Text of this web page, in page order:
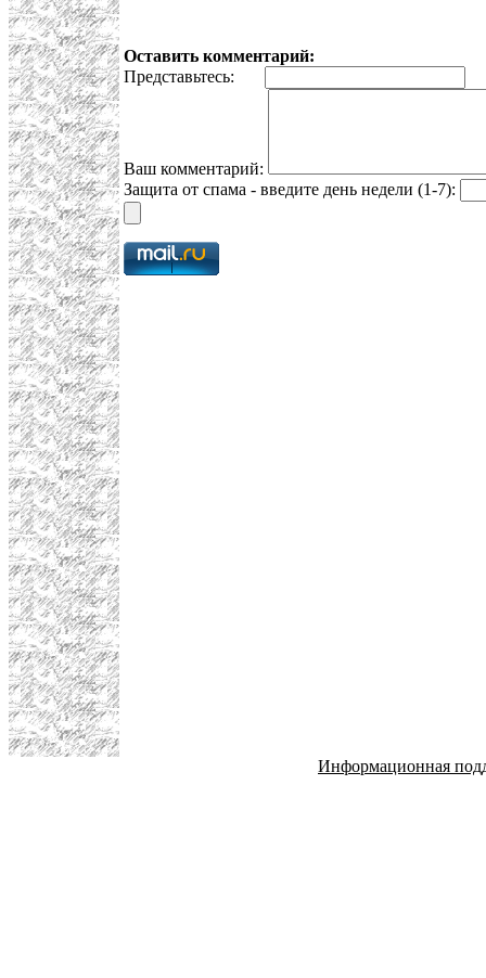
Оставить комментарий:
Представьтесь:
Ваш комментарий:
Защита от спама - введите день недели (1-7):
Информационная